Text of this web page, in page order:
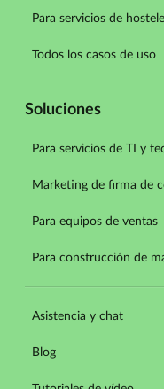
Para servicios de
Todos los casos de uso
Soluciones
Para servicios de TI y
Marketing de firma de
Para equipos de ventas
Para construcción de
Asistencia y chat
Blog